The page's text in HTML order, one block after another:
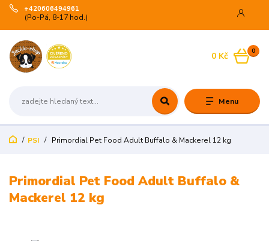
Menu
+420606494961
(Po-Pá, 8-17 hod.)
0
0 Kč
PSI Primordial Pet Food Adult Buffalo & Mackerel 12 kg
Primordial Pet Food Adult Buffalo &
Mackerel 12 kg